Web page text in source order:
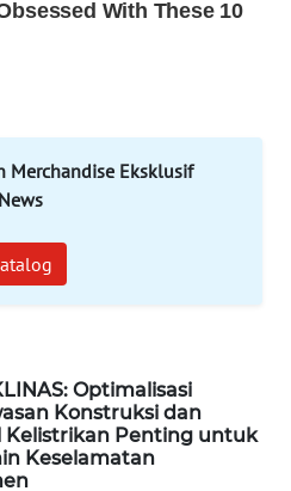
Merchandise Eksklusif
Optimalisasi
Konstruksi dan
Kelistrikan Penting untuk
Keselamatan